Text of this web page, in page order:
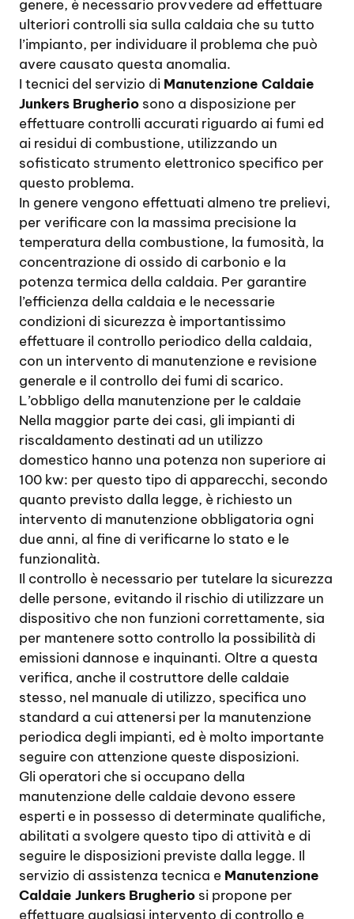
genere, è necessario provvedere ad effettuare
ulteriori controlli sia sulla caldaia che su tutto
l’impianto, per individuare il problema che può
avere causato questa anomalia.
I tecnici del servizio di Manutenzione Caldaie
Junkers Brugherio sono a disposizione per
effettuare controlli accurati riguardo ai fumi ed
ai residui di combustione, utilizzando un
sofisticato strumento elettronico specifico per
questo problema.
In genere vengono effettuati almeno tre prelievi,
per verificare con la massima precisione la
temperatura della combustione, la fumosità, la
concentrazione di ossido di carbonio e la
potenza termica della caldaia. Per garantire
l’efficienza della caldaia e le necessarie
condizioni di sicurezza è importantissimo
effettuare il controllo periodico della caldaia,
con un intervento di manutenzione e revisione
generale e il controllo dei fumi di scarico.
L’obbligo della manutenzione per le caldaie
Nella maggior parte dei casi, gli impianti di
riscaldamento destinati ad un utilizzo
domestico hanno una potenza non superiore ai
100 kw: per questo tipo di apparecchi, secondo
quanto previsto dalla legge, è richiesto un
intervento di manutenzione obbligatoria ogni
due anni, al fine di verificarne lo stato e le
funzionalità.
Il controllo è necessario per tutelare la sicurezza
delle persone, evitando il rischio di utilizzare un
dispositivo che non funzioni correttamente, sia
per mantenere sotto controllo la possibilità di
emissioni dannose e inquinanti. Oltre a questa
verifica, anche il costruttore delle caldaie
stesso, nel manuale di utilizzo, specifica uno
standard a cui attenersi per la manutenzione
periodica degli impianti, ed è molto importante
seguire con attenzione queste disposizioni.
Gli operatori che si occupano della
manutenzione delle caldaie devono essere
esperti e in possesso di determinate qualifiche,
abilitati a svolgere questo tipo di attività e di
seguire le disposizioni previste dalla legge. Il
servizio di assistenza tecnica e Manutenzione
Caldaie Junkers Brugherio si propone per
effettuare qualsiasi intervento di controllo e